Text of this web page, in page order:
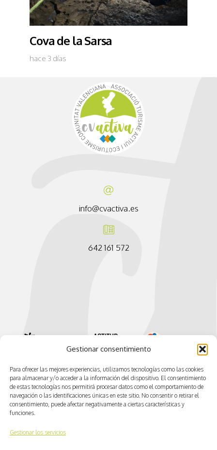
Gestionar consentimiento
Para ofrecer las mejores experiencias, utilizamos tecnologías como las cookies
para almacenar y/o acceder a la información del dispositivo. El consentimiento
de estas tecnologías nos permitirá procesar datos como el comportamiento de
navegación o las identificaciones únicas en este sitio. No consentir o retirar el
consentimiento, puede afectar negativamente a ciertas características y
funciones.
Gestionar los servicios
Cova de la Sarsa
hace 3 días
info@cvactiva.es
642 161 572